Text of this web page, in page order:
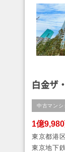
白金ザ
中古マンシ
1億
東京都港
東京地下